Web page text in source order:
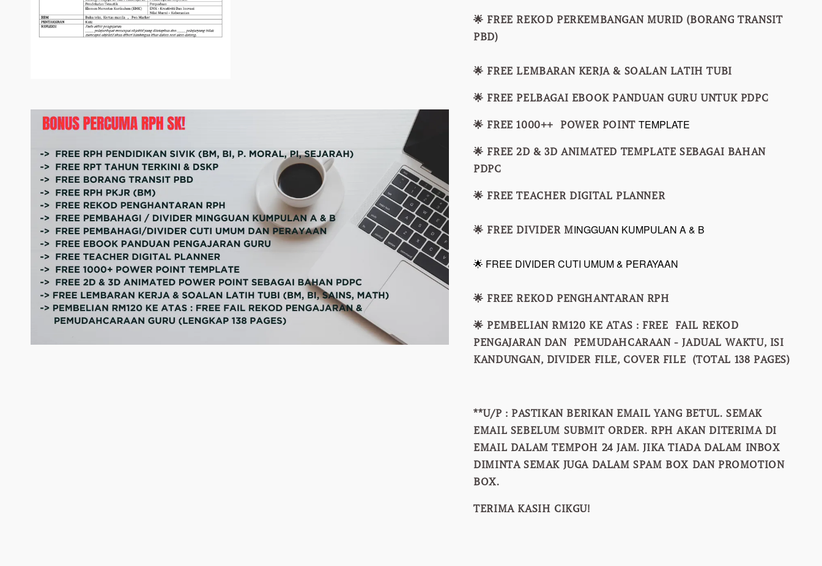
🌟 FREE REKOD PERKEMBANGAN MURID (BORANG TRANSIT
PBD)
🌟 FREE LEMBARAN KERJA & SOALAN LATIH TUBI
🌟 FREE PELBAGAI EBOOK PANDUAN GURU UNTUK PDPC
🌟 FREE 1000++ POWER POINTTEMPLATE
🌟 FREE 2D & 3D ANIMATED TEMPLATE SEBAGAI BAHAN
PDPC
🌟 FREE TEACHER DIGITAL PLANNER
🌟 FREE DIVIDER MINGGUAN KUMPULAN A & B
🌟 FREE DIVIDER CUTI UMUM & PERAYAAN
🌟 FREE REKOD PENGHANTARAN RPH
🌟 PEMBELIAN RM120 KE ATAS : FREE FAIL REKOD
PENGAJARAN DAN PEMUDAHCARAAN - JADUAL WAKTU, ISI
KANDUNGAN, DIVIDER FILE, COVER FILE (TOTAL 138 PAGES)
**U/P : PASTIKAN BERIKAN EMAIL YANG BETUL. SEMAK
EMAIL SEBELUM SUBMIT ORDER. RPH AKAN DITERIMA DI
EMAIL DALAM TEMPOH 24 JAM. JIKA TIADA DALAM INBOX
DIMINTA SEMAK JUGA DALAM SPAM BOX DAN PROMOTION
BOX.
TERIMA KASIH CIKGU!